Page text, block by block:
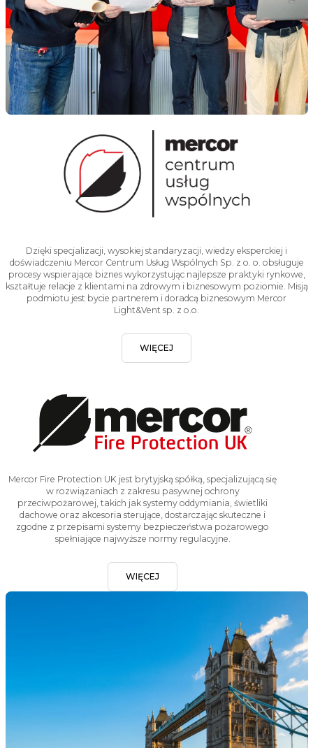
Dzięki specjalizacji, wysokiej standaryzacji, wiedzy eksperckiej i
doświadczeniu Mercor Centrum Usług Wspólnych Sp. z o. o. obsługuje
procesy wspierające biznes wykorzystując najlepsze praktyki rynkowe,
kształtuje relacje z klientami na zdrowym i biznesowym poziomie. Misją
podmiotu jest bycie partnerem i doradcą biznesowym Mercor
Light&Vent sp. z o.o.
WIĘCEJ
Mercor Fire Protection UK jest brytyjską spółką, specjalizującą się
w rozwiązaniach z zakresu pasywnej ochrony
przeciwpożarowej, takich jak systemy oddymiania, świetliki
dachowe oraz akcesoria sterujące, dostarczając skuteczne i
zgodne z przepisami systemy bezpieczeństwa pożarowego
spełniające najwyższe normy regulacyjne.
WIĘCEJ